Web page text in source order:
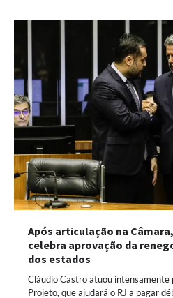
Após articulação na
celebra aprovação da
dos estados
Cláudio Castro atuou intensamente
Projeto, que ajudará o RJ a pagar